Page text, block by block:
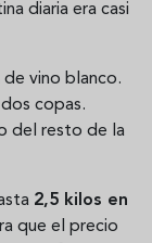
diaria era casi
de vino blanco.
copas.
del resto de la
2,5 kilos en
que el precio